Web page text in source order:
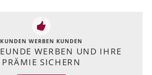
KUNDEN WERBEN KUNDEN
WERBEN UND IHRE
PRÄMIE SICHERN